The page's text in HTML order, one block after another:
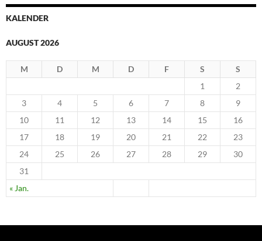
KALENDER
AUGUST 2026
M D M D F S S
« Jan.
1
2
3
4 5 6 7 8
9
10
11 12 13 14 15
16
17
18 19 20 21 22
23
24
25 26 27 28 29
30
31